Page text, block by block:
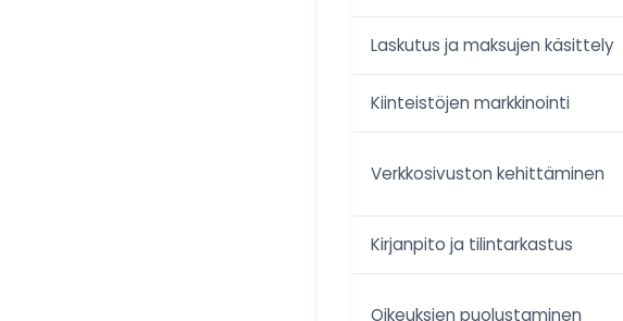
Laskutus ja maksujen käsittely
Kiinteistöjen markkinointi
Verkkosivuston kehittäminen
Kirjanpito ja tilintarkastus
Oikeuksien puolustaminen